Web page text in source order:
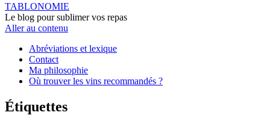
TABLONOMIE
Le blog pour sublimer vos repas
Aller au contenu
Abréviations et lexique
Contact
Ma philosophie
Où trouver les vins recommandés ?
Étiquettes